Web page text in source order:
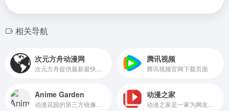
相关导航
次元方舟动漫网 腾讯视频
腾讯视频官网下载页面
Anime Garden 动漫之家